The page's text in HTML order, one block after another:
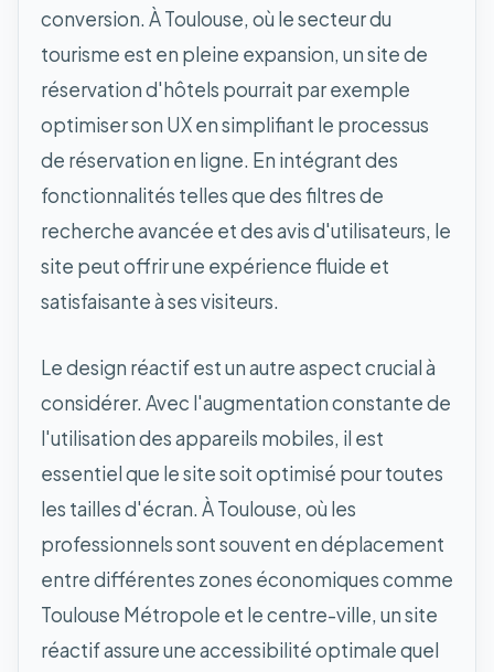
conversion. À Toulouse, où le secteur du
tourisme est en pleine expansion, un site de
réservation d'hôtels pourrait par exemple
optimiser son UX en simplifiant le processus
de réservation en ligne. En intégrant des
fonctionnalités telles que des filtres de
recherche avancée et des avis d'utilisateurs, le
site peut offrir une expérience fluide et
satisfaisante à ses visiteurs.
Le design réactif est un autre aspect crucial à
considérer. Avec l'augmentation constante de
l'utilisation des appareils mobiles, il est
essentiel que le site soit optimisé pour toutes
les tailles d'écran. À Toulouse, où les
professionnels sont souvent en déplacement
entre différentes zones économiques comme
Toulouse Métropole et le centre-ville, un site
réactif assure une accessibilité optimale quel